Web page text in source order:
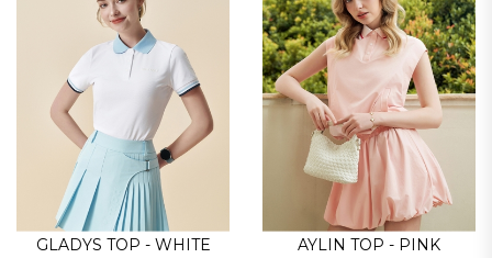
GLADYS TOP - WHITE
AYLIN TOP - PINK